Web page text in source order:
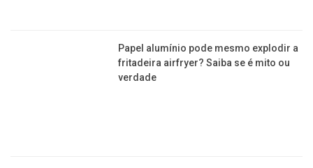
Papel alumínio pode mesmo explodir a
fritadeira airfryer? Saiba se é mito ou
verdade